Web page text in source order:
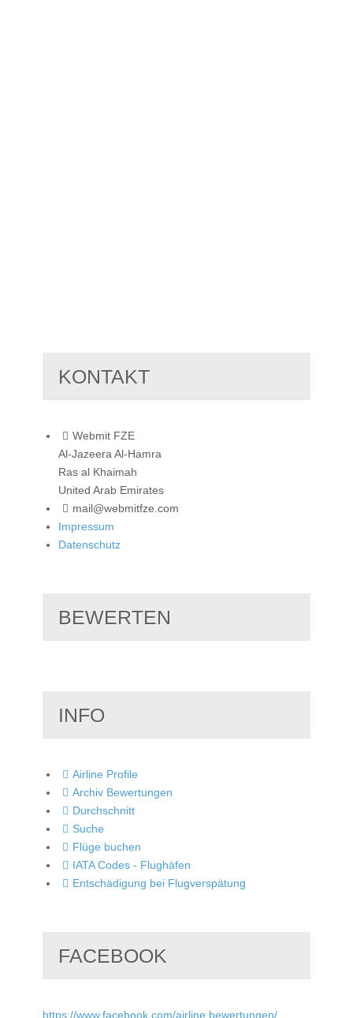
KONTAKT
Webmit FZE
Al-Jazeera Al-Hamra
Ras al Khaimah
United Arab Emirates
mail@webmitfze.com
Impressum
Datenschutz
BEWERTEN
INFO
Airline Profile
Archiv Bewertungen
Durchschnitt
Suche
Flüge buchen
IATA Codes - Flughäfen
Entschädigung bei Flugverspätung
FACEBOOK
https://www.facebook.com/airline.bewertungen/